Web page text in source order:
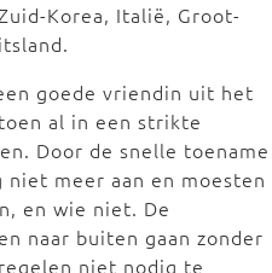
Korea, Italië, Groot-
goede vriendin uit het
al in een strikte
Door de snelle toename
meer aan en moesten
en wie niet. De
naar buiten gaan zonder
niet nodig te